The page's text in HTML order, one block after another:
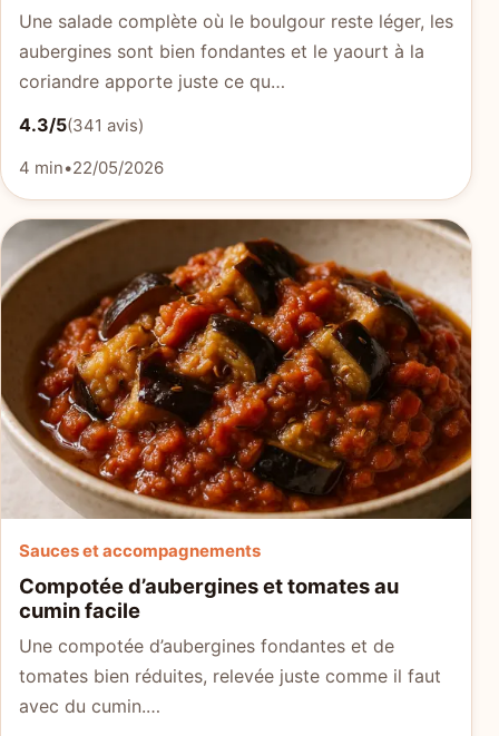
Une salade complète où le boulgour reste léger, les
aubergines sont bien fondantes et le yaourt à la
coriandre apporte juste ce qu…
4.3/5(341 avis)
4 min•22/05/2026
Sauces et accompagnements
Compotée d’aubergines et tomates au
cumin facile
Une compotée d’aubergines fondantes et de
tomates bien réduites, relevée juste comme il faut
avec du cumin.…